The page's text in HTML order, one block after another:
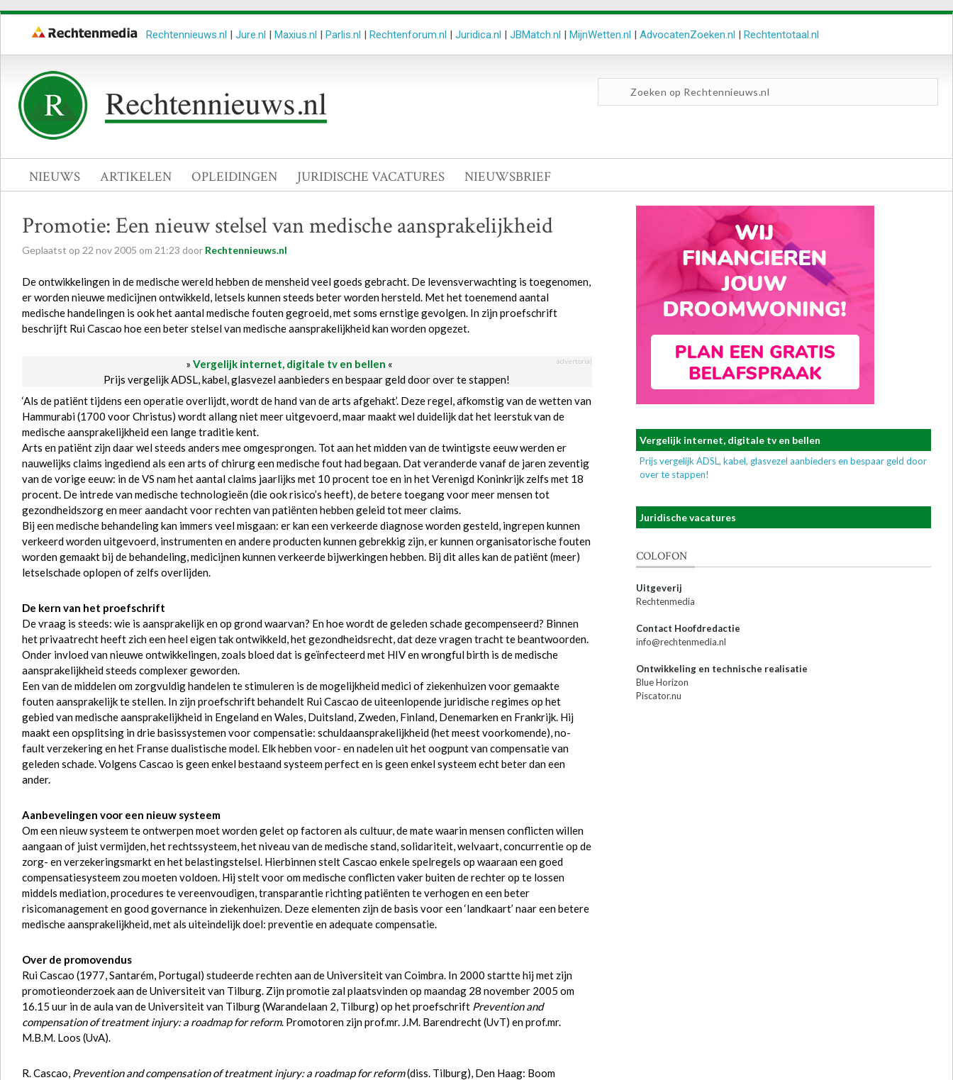
Rechtennieuws.nl | Jure.nl | Maxius.nl | Parlis.nl | Rechtenforum.nl | Juridica.nl | JBMatch.nl | MijnWetten.nl | AdvocatenZoeken.nl | Rechtentotaal.nl
NIEUWS ARTIKELEN OPLEIDINGEN JURIDISCHE VACATURES NIEUWSBRIEF
Promotie: Een nieuw stelsel van medische aansprakelijkheid
Geplaatst op 22 nov 2005 om 21:23 door Rechtennieuws.nl
De ontwikkelingen in de medische wereld hebben de mensheid veel goeds gebracht. De levensverwachting is toegenomen,
er worden nieuwe medicijnen ontwikkeld, letsels kunnen steeds beter worden hersteld. Met het toenemend aantal
medische handelingen is ook het aantal medische fouten gegroeid, met soms ernstige gevolgen. In zijn proefschrift
beschrijft Rui Cascao hoe een beter stelsel van medische aansprakelijkheid kan worden opgezet.
» Vergelijk internet, digitale tv en bellen « advertorial
Prijs vergelijk ADSL, kabel, glasvezel aanbieders en bespaar geld door over te stappen!
‘Als de patiënt tijdens een operatie overlijdt, wordt de hand van de arts afgehakt’. Deze regel, afkomstig van de wetten van
Hammurabi (1700 voor Christus) wordt allang niet meer uitgevoerd, maar maakt wel duidelijk dat het leerstuk van de
medische aansprakelijkheid een lange traditie kent.
Arts en patiënt zijn daar wel steeds anders mee omgesprongen. Tot aan het midden van de twintigste eeuw werden er
nauwelijks claims ingediend als een arts of chirurg een medische fout had begaan. Dat veranderde vanaf de jaren zeventig
van de vorige eeuw: in de VS nam het aantal claims jaarlijks met 10 procent toe en in het Verenigd Koninkrijk zelfs met 18
procent. De intrede van medische technologieën (die ook risico’s heeft), de betere toegang voor meer mensen tot
gezondheidszorg en meer aandacht voor rechten van patiënten hebben geleid tot meer claims.
Bij een medische behandeling kan immers veel misgaan: er kan een verkeerde diagnose worden gesteld, ingrepen kunnen
verkeerd worden uitgevoerd, instrumenten en andere producten kunnen gebrekkig zijn, er kunnen organisatorische fouten
worden gemaakt bij de behandeling, medicijnen kunnen verkeerde bijwerkingen hebben. Bij dit alles kan de patiënt (meer)
letselschade oplopen of zelfs overlijden.
De kern van het proefschrift
De vraag is steeds: wie is aansprakelijk en op grond waarvan? En hoe wordt de geleden schade gecompenseerd? Binnen
het privaatrecht heeft zich een heel eigen tak ontwikkeld, het gezondheidsrecht, dat deze vragen tracht te beantwoorden.
Onder invloed van nieuwe ontwikkelingen, zoals bloed dat is geïnfecteerd met HIV en wrongful birth is de medische
aansprakelijkheid steeds complexer geworden.
Een van de middelen om zorgvuldig handelen te stimuleren is de mogelijkheid medici of ziekenhuizen voor gemaakte
fouten aansprakelijk te stellen. In zijn proefschrift behandelt Rui Cascao de uiteenlopende juridische regimes op het
gebied van medische aansprakelijkheid in Engeland en Wales, Duitsland, Zweden, Finland, Denemarken en Frankrijk. Hij
maakt een opsplitsing in drie basissystemen voor compensatie: schuldaansprakelijkheid (het meest voorkomende), no-
fault verzekering en het Franse dualistische model. Elk hebben voor- en nadelen uit het oogpunt van compensatie van
geleden schade. Volgens Cascao is geen enkel bestaand systeem perfect en is geen enkel systeem echt beter dan een
ander.
Aanbevelingen voor een nieuw systeem
Om een nieuw systeem te ontwerpen moet worden gelet op factoren als cultuur, de mate waarin mensen conflicten willen
aangaan of juist vermijden, het rechtssysteem, het niveau van de medische stand, solidariteit, welvaart, concurrentie op de
zorg- en verzekeringsmarkt en het belastingstelsel. Hierbinnen stelt Cascao enkele spelregels op waaraan een goed
compensatiesysteem zou moeten voldoen. Hij stelt voor om medische conflicten vaker buiten de rechter op te lossen
middels mediation, procedures te vereenvoudigen, transparantie richting patiënten te verhogen en een beter
risicomanagement en good governance in ziekenhuizen. Deze elementen zijn de basis voor een ‘landkaart’ naar een betere
medische aansprakelijkheid, met als uiteindelijk doel: preventie en adequate compensatie.
Over de promovendus
Rui Cascao (1977, Santarém, Portugal) studeerde rechten aan de Universiteit van Coimbra. In 2000 startte hij met zijn
promotieonderzoek aan de Universiteit van Tilburg. Zijn promotie zal plaatsvinden op maandag 28 november 2005 om
16.15 uur in de aula van de Universiteit van Tilburg (Warandelaan 2, Tilburg) op het proefschrift Prevention and
compensation of treatment injury: a roadmap for reform. Promotoren zijn prof.mr. J.M. Barendrecht (UvT) en prof.mr.
M.B.M. Loos (UvA).
R. Cascao, Prevention and compensation of treatment injury: a roadmap for reform(diss. Tilburg), Den Haag: Boom
Vergelijk internet, digitale tv en bellen
Prijs vergelijk ADSL, kabel, glasvezel aanbieders en bespaar geld door
over te stappen!
Juridische vacatures
COLOFON
Uitgeverij
Rechtenmedia
Contact Hoofdredactie
info@rechtenmedia.nl
Ontwikkeling en technische realisatie
Blue Horizon
Piscator.nu